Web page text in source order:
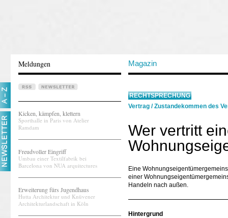
Meldungen Magazin
Kicken, kämpfen, klettern
Sporthalle in Paris von Atelier
Ramdam
Freudvoller Eingriff
Umbau einer Textilfabrik bei
Barcelona von NUA arquitectures
Erweiterung fürs Jugendhaus
Hutta Architektur und Knüvener
Architekturlandschaft in Köln
RECHTSPRECHUNG
Vertrag /Zustandekommen des
Wer vertritt
Eine
einer
Handeln nach außen.
Hintergrund